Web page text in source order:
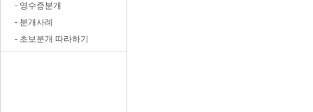
- 영수증분개
- 분개사례
- 초보분개 따라하기